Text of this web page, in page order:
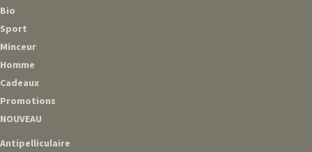
Bio
Sport
Minceur
Homme
Cadeaux
Promotions
NOUVEAU
Antipelliculaire